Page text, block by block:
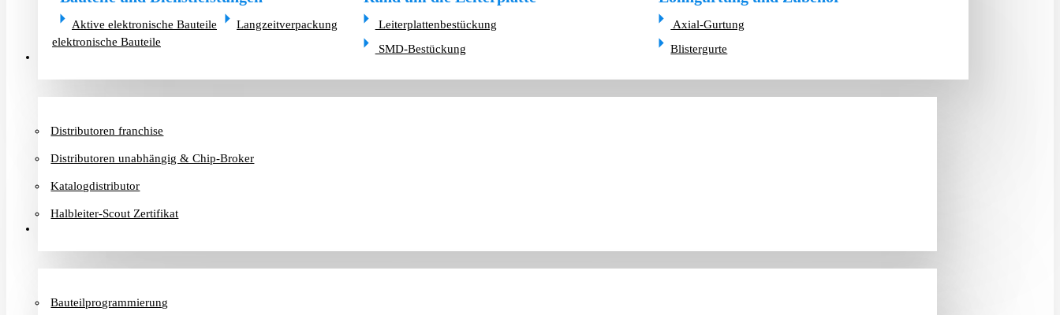
Aktive elektronische Bauteile
Langzeitverpackung
elektronische Bauteile
Leiterplattenbestückung
SMD-Bestückung
Axial-Gurtung
Blistergurte
Distributoren franchise
Distributoren unabhängig & Chip-Broker
Katalogdistributor
Halbleiter-Scout Zertifikat
Bauteilprogrammierung